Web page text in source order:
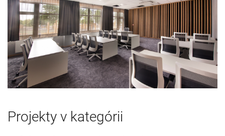
Projekty v kategórii